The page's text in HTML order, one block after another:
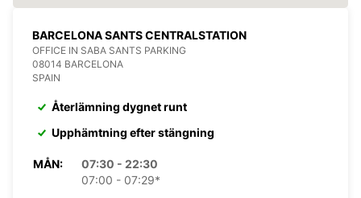
BARCELONA SANTS CENTRALSTATION
OFFICE IN SABA SANTS PARKING
08014 BARCELONA
SPAIN
Återlämning dygnet runt
Upphämtning efter stängning
MÅN:
07:30 - 22:30
07:00 - 07:29*